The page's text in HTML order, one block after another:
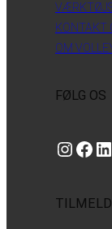
KONTAKT
OM
FØLG OS
Instagram https://www.facebook.com/danishbeachvolleytour LinkedIn